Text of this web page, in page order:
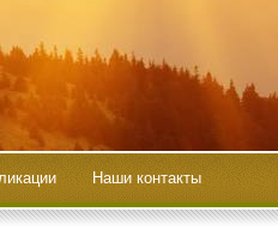
Наши контакты